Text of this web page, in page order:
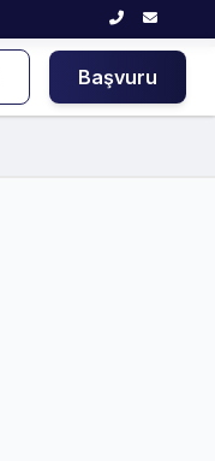
Başvuru